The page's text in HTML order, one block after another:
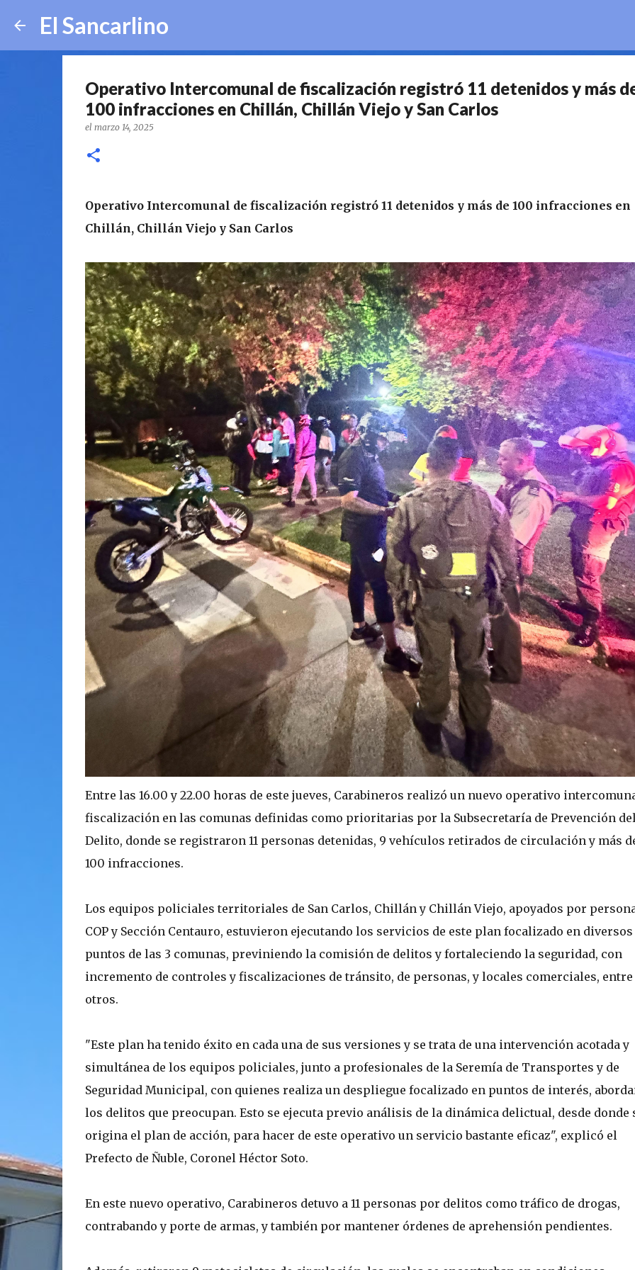
El Sancarlino
Operativo Intercomunal de fiscalización registró 11 detenidos y más
100 infracciones en Chillán, Chillán Viejo y San Carlos
el marzo 14, 2025
Operativo Intercomunal de fiscalización registró 11 detenidos y más de 100 infracciones en
Chillán, Chillán Viejo y San Carlos
Entre las 16.00 y 22.00 horas de este jueves, Carabineros realizó un nuevo operativo
fiscalización en las comunas definidas como prioritarias por la Subsecretaría de Prevención
Delito, donde se registraron 11 personas detenidas, 9 vehículos retirados de circulación y más
100 infracciones.
Los equipos policiales territoriales de San Carlos, Chillán y Chillán Viejo, apoyados por
COP y Sección Centauro, estuvieron ejecutando los servicios de este plan focalizado en diversos
puntos de las 3 comunas, previniendo la comisión de delitos y fortaleciendo la seguridad, con
incremento de controles y fiscalizaciones de tránsito, de personas, y locales comerciales, entre
otros.
"Este plan ha tenido éxito en cada una de sus versiones y se trata de una intervención acotada y
simultánea de los equipos policiales, junto a profesionales de la Seremía de Transportes y de
Seguridad Municipal, con quienes realiza un despliegue focalizado en puntos de interés,
los delitos que preocupan. Esto se ejecuta previo análisis de la dinámica delictual, desde donde
origina el plan de acción, para hacer de este operativo un servicio bastante eficaz", explicó el
Prefecto de Ñuble, Coronel Héctor Soto.
En este nuevo operativo, Carabineros detuvo a 11 personas por delitos como tráfico de drogas,
contrabando y porte de armas, y también por mantener órdenes de aprehensión pendientes.